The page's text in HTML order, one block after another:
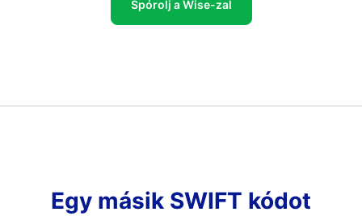
Spórolj a Wise-zal
Egy másik SWIFT kódot